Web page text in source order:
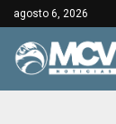
agosto 6, 2026